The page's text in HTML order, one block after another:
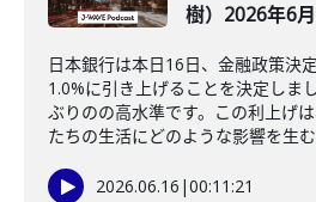
樹）2026年6
日本銀行は本日16日、金融政策決
1.0%に引き上げることを決定しま
ぶりのの高水準です。この利上げ
たちの生活にどのような影響を生
2026.06.16 |00:11:21